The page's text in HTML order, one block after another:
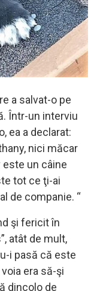
a salvat-o pe
Într-un interviu
ea a declarat:
nici măcar
un câine
tot ce ţi-ai
de companie. “
şi fericit în
atât de mult,
i pasă că este
era să-şi
dincolo de